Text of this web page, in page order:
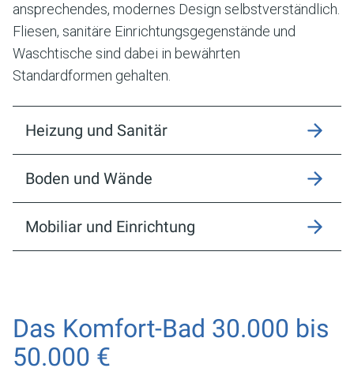
ansprechendes, modernes Design selbstverständlich.
Fliesen, sanitäre Einrichtungsgegenstände und
Waschtische sind dabei in bewährten
Standardformen gehalten.
Heizung und Sanitär
Boden und Wände
Mobiliar und Einrichtung
Das Komfort-Bad 30.000 bis
50.000 €